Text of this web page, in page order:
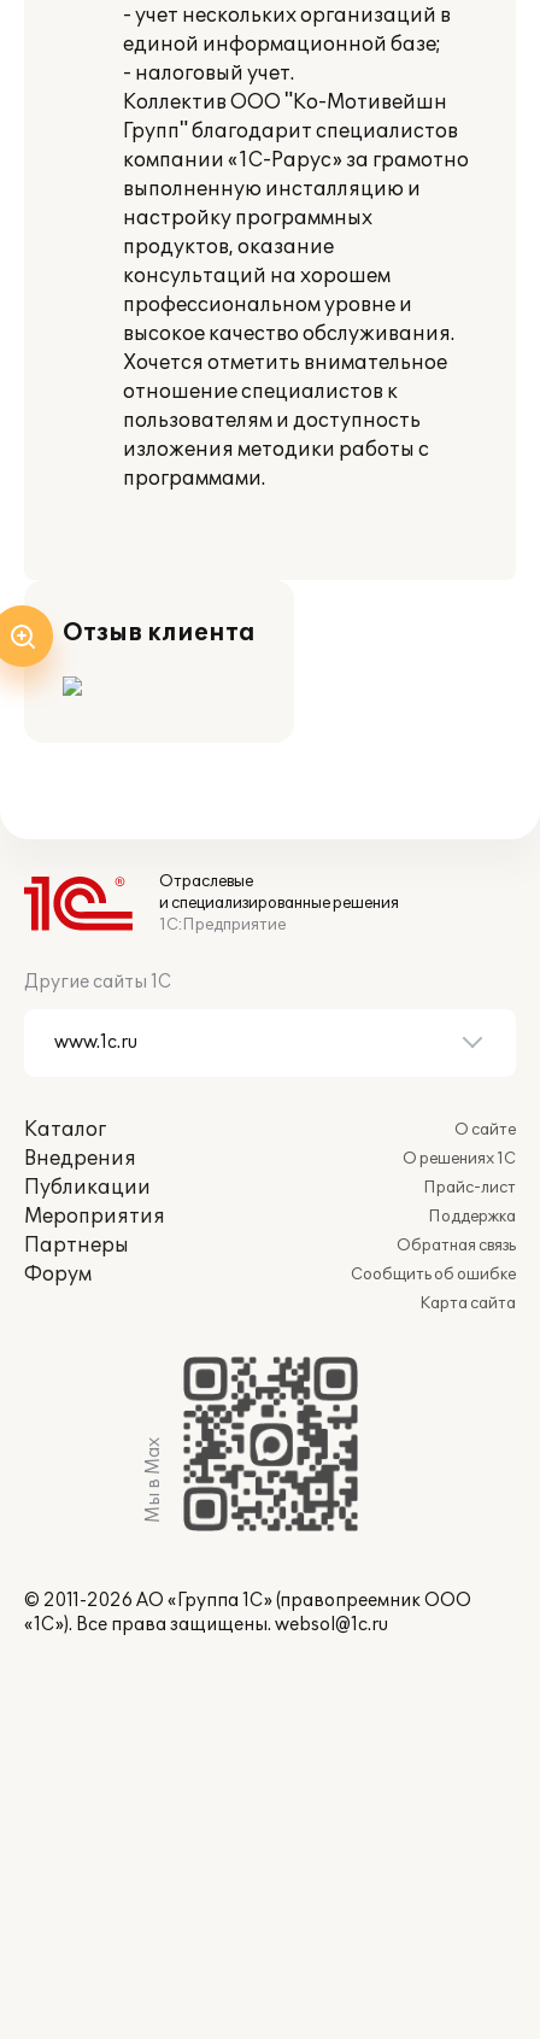
- учет нескольких организаций в
единой информационной базе;
- налоговый учет.
Коллектив ООО "Ко-Мотивейшн
Групп" благодарит специалистов
компании «1С-Рарус» за грамотно
выполненную инсталляцию и
настройку программных
продуктов, оказание
консультаций на хорошем
профессиональном уровне и
высокое качество обслуживания.
Хочется отметить внимательное
отношение специалистов к
пользователям и доступность
изложения методики работы с
программами.
Отзыв клиента
Отраслевые
и специализированные решения
1С:Предприятие
Другие сайты 1С
Каталог
Внедрения
Публикации
Мероприятия
Партнеры
Форум
О сайте
О решениях 1С
Прайс-лист
Поддержка
Обратная связь
Сообщить об ошибке
Карта сайта
Мы в Max
© 2011-2026 АО «Группа 1С» (правопреемник ООО
«1С»). Все права защищены. websol@1c.ru